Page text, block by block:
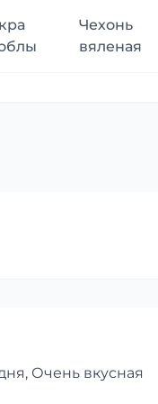
Чехонь
вяленая
Очень вкусная